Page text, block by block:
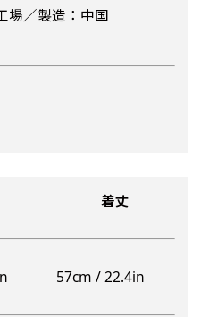
場／製造：中国
着丈
57cm / 22.4in
ができます。前からも
しんでお客様にアピ
60cm以内であれば自
い